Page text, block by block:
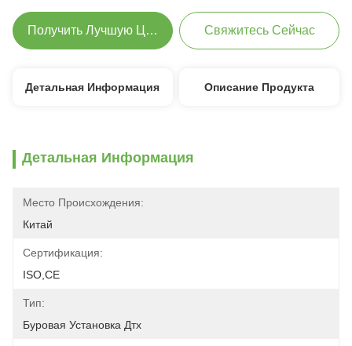
Получить Лучшую Цену Свяжитесь Сейчас
Детальная Информация Описание Продукта
Детальная Информация
Место Происхождения:
Китай
Сертификация:
ISO,CE
Тип:
Буровая Установка Дтх